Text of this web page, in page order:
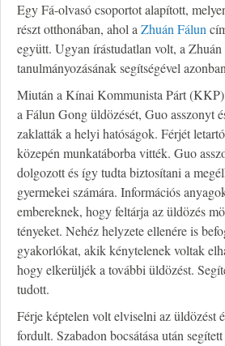
Egy Fá-olvasó csoportot alapított,
részt otthonában, ahol aZhuán Fálun
együtt. Ugyan írástudatlan volt, a
tanulmányozásának segítségével
Miután a Kínai Kommunista Párt
a Fálun Gong üldözését, Guo asszonyt
zaklatták a helyi hatóságok. Férjét
közepén munkatáborba vitték. Guo
dolgozott és így tudta biztosítani a
gyermekei számára. Információs
embereknek, hogy feltárja az üldözés
tényeket. Nehéz helyzete ellenére is
gyakorlókat, akik kénytelenek voltak
hogy elkerüljék a további üldözést.
tudott.
Férje képtelen volt elviselni az üldözést
fordult. Szabadon bocsátása után